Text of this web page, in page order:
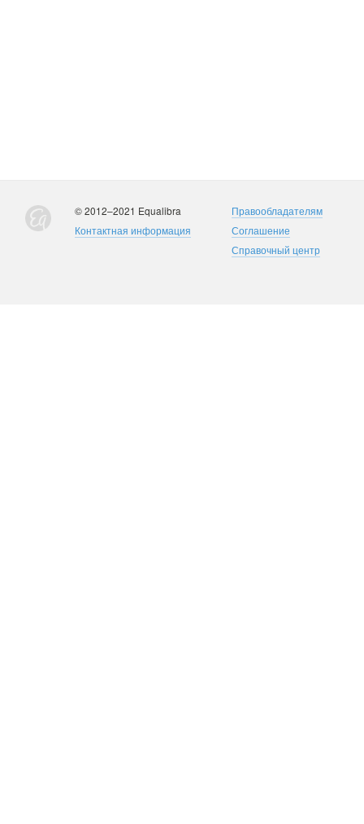
© 2012–2021 Equalibra
Контактная информация
Правообладателям
Соглашение
Справочный центр